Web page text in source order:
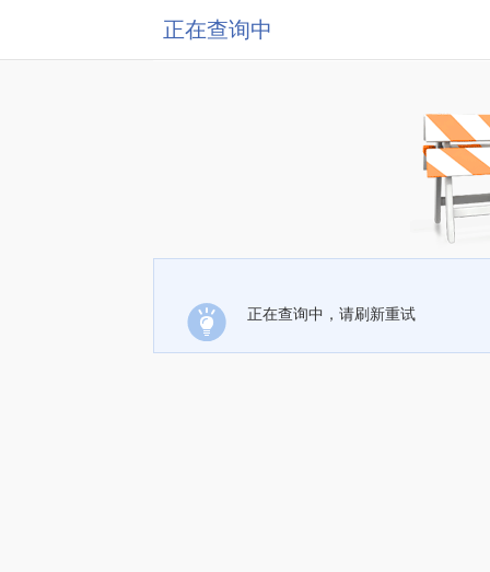
正在查询中
正在查询中，请刷新重试